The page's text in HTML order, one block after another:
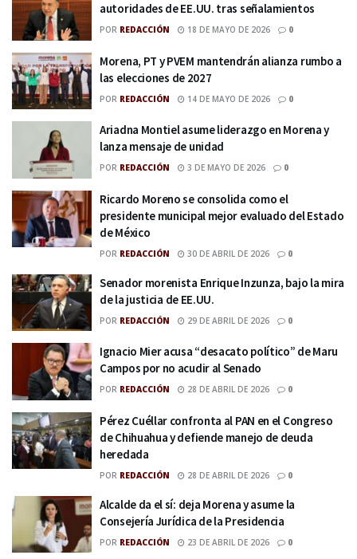
autoridades de EE.UU. tras señalamientos
POR REDACCIÓN 18 DE MAYO DE 2026 0
Morena, PT y PVEM mantendrán alianza rumbo a
las elecciones de 2027
POR REDACCIÓN 14 DE MAYO DE 2026 0
Ariadna Montiel asume liderazgo en Morena y
lanza mensaje de unidad
POR REDACCIÓN 3 DE MAYO DE 2026 0
Ricardo Moreno se consolida como el
presidente municipal mejor evaluado del Estado
de México
POR REDACCIÓN 30 DE ABRIL DE 2026 0
Senador morenista Enrique Inzunza, bajo la mira
de la justicia de EE.UU.
POR REDACCIÓN 29 DE ABRIL DE 2026 0
Ignacio Mier acusa “desacato político” de Maru
Campos por no acudir al Senado
POR REDACCIÓN 28 DE ABRIL DE 2026 0
Pérez Cuéllar confronta al PAN en el Congreso
de Chihuahua y defiende manejo de deuda
heredada
POR REDACCIÓN 28 DE ABRIL DE 2026 0
Alcalde da el sí: deja Morena y asume la
Consejería Jurídica de la Presidencia
POR REDACCIÓN 23 DE ABRIL DE 2026 0